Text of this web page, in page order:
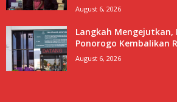
August 6, 2026
Langkah Mengejutkan,
Ponorogo Kembalikan
August 6, 2026